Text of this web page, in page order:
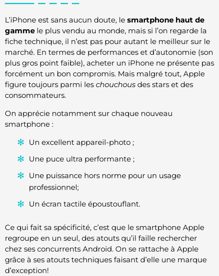
L’iPhone est sans aucun doute, le smartphone haut de
gamme le plus vendu au monde, mais si l’on regarde la
fiche technique, il n’est pas pour autant le meilleur sur le
marché. En termes de performances et d’autonomie (son
plus gros point faible), acheter un iPhone ne présente pas
forcément un bon compromis. Mais malgré tout, Apple
figure toujours parmi les chouchous des stars et des
consommateurs.
On apprécie notamment sur chaque nouveau
smartphone :
Un excellent appareil-photo ;
Une puce ultra performante ;
Une puissance hors norme pour un usage
professionnel;
Un écran tactile époustouflant.
Ce qui fait sa spécificité, c’est que le smartphone Apple
regroupe en un seul, des atouts qu’il faille rechercher
chez ses concurrents Android. On se rattache à Apple
grâce à ses atouts techniques faisant d’elle une marque
d’exception!